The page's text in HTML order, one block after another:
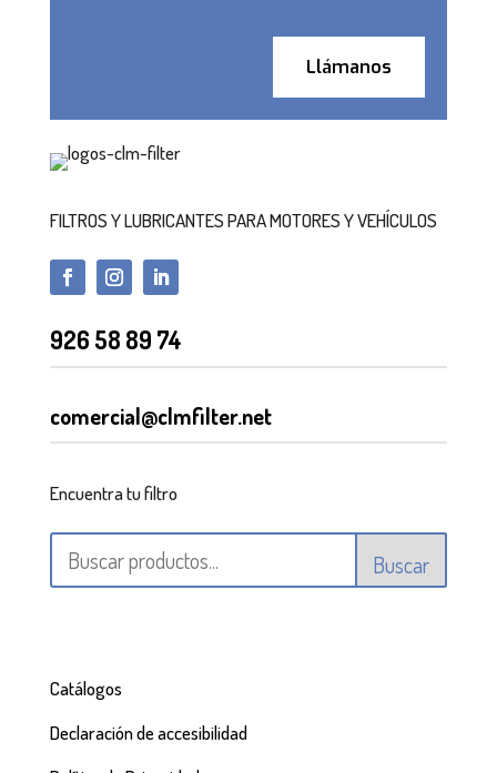
Llámanos
FILTROS Y LUBRICANTES PARA MOTORES Y VEHÍCULOS
926 58 89 74
comercial@clmfilter.net
Encuentra tu filtro
Buscar
Catálogos
Declaración de accesibilidad